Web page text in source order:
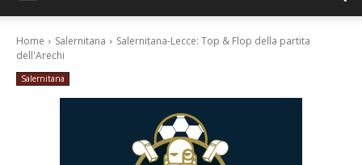
Home Salernitana
Salernitana-Lecce: Top & Flop della partita
dell'Arechi
Salernitana